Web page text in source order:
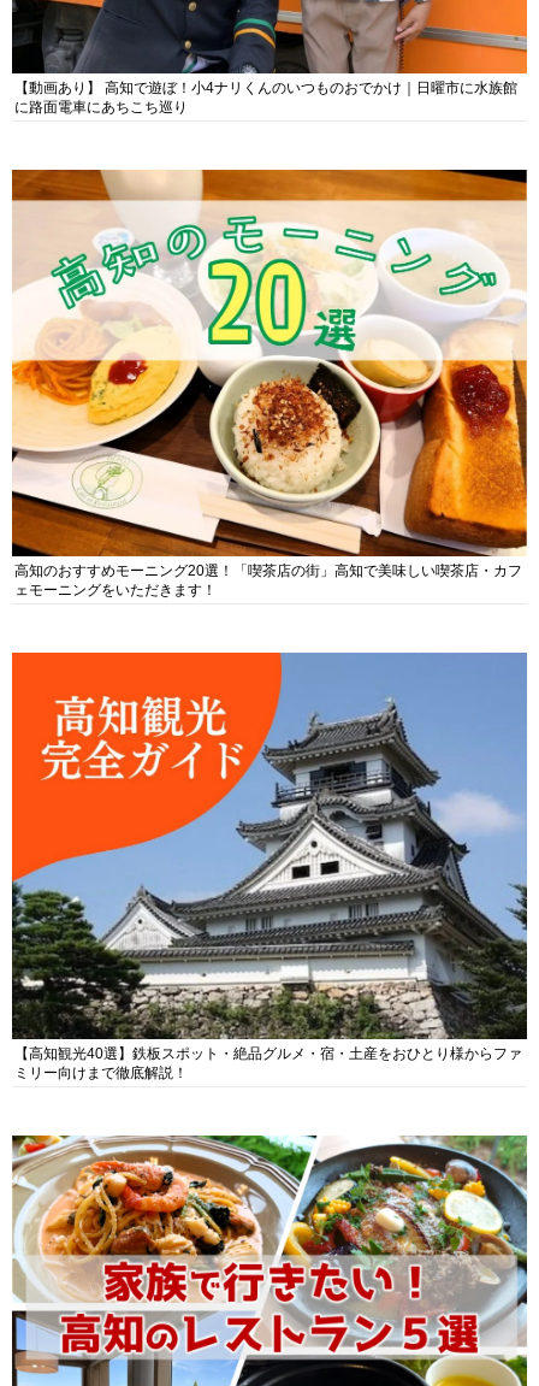
【動画あり】 高知で遊ぼ！小4ナリくんのいつものおでかけ｜日曜市に水族館
に路面電車にあちこち巡り
高知のおすすめモーニング20選！「喫茶店の街」高知で美味しい喫茶店・カフ
ェモーニングをいただきます！
【高知観光40選】鉄板スポット・絶品グルメ・宿・土産をおひとり様からファ
ミリー向けまで徹底解説！